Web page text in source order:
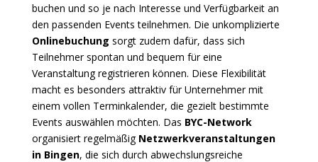
buchen und so je nach Interesse und Verfügbarkeit an
den passenden Events teilnehmen. Die unkomplizierte
Onlinebuchung sorgt zudem dafür, dass sich
Teilnehmer spontan und bequem für eine
Veranstaltung registrieren können. Diese Flexibilität
macht es besonders attraktiv für Unternehmer mit
einem vollen Terminkalender, die gezielt bestimmte
Events auswählen möchten. Das BYC-Network
organisiert regelmäßig Netzwerkveranstaltungen
in Bingen, die sich durch abwechslungsreiche